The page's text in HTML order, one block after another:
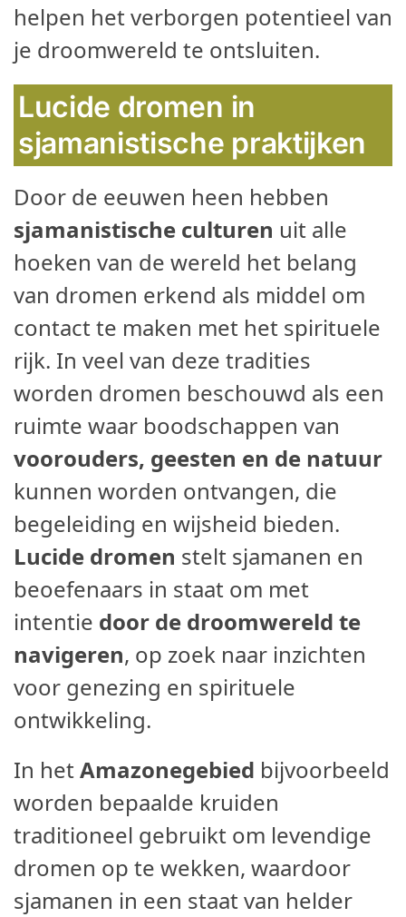
helpen het verborgen potentieel van
je droomwereld te ontsluiten.
Lucide dromen in
sjamanistische praktijken
Door de eeuwen heen hebben
sjamanistische culturen uit alle
hoeken van de wereld het belang
van dromen erkend als middel om
contact te maken met het spirituele
rijk. In veel van deze tradities
worden dromen beschouwd als een
ruimte waar boodschappen van
voorouders, geesten en de natuur
kunnen worden ontvangen, die
begeleiding en wijsheid bieden.
Lucide dromen stelt sjamanen en
beoefenaars in staat om met
intentie door de droomwereld te
navigeren, op zoek naar inzichten
voor genezing en spirituele
ontwikkeling.
In hetAmazonegebied bijvoorbeeld
worden bepaalde kruiden
traditioneel gebruikt om levendige
dromen op te wekken, waardoor
sjamanen in een staat van helder